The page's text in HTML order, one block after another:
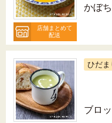
店舗まとめて
配送
かぼ
ひだま
ブロ